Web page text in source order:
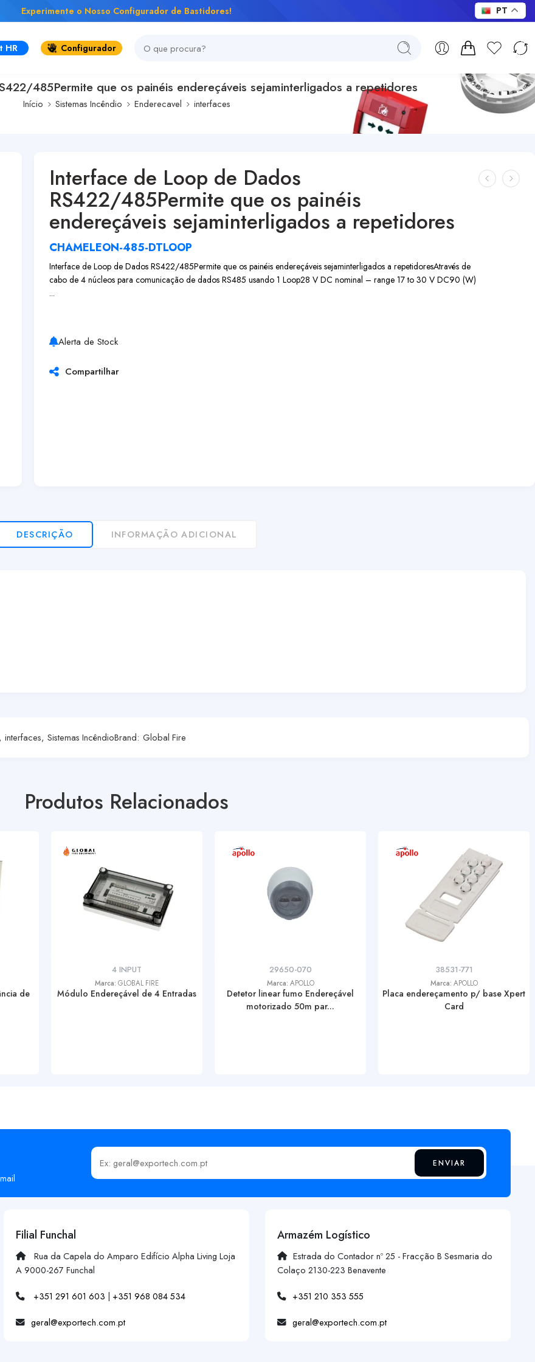
Experimente o Nosso Configurador de Bastidores!
HR Configurador
485Permite que os painéis endereçáveis sejaminterligados a repetidores
Início Sistemas Incêndio Enderecavel interfaces
Interface de Loop de Dados
RS422/485Permite que os painéis
endereçáveis sejaminterligados a repetidores
CHAMELEON-485-DTLOOP
Interface de Loop de Dados RS422/485Permite que os painéis endereçáveis sejaminterligados a repetidoresAtravés de
cabo de 4 núcleos para comunicação de dados RS485 usando 1 Loop28 V DC nominal – range 17 to 30 V DC90 (W)
...
Alerta de Stock
Compartilhar
DESCRIÇÃO INFORMAÇÃO ADICIONAL
, interfaces, Sistemas IncêndioBrand: Global Fire
Produtos Relacionados
de
4 INPUT
Marca: GLOBAL FIRE
Módulo Endereçável de 4 Entradas
29650-070
Marca: APOLLO
Detetor linear fumo Endereçável
motorizado 50m par...
38531-771
Marca: APOLLO
Placa endereçamento p/ base Xpert
Card
Insira o seu email ENVIAR
Filial Funchal
Rua da Capela do Amparo Edifício Alpha Living Loja
A 9000-267 Funchal
+351 291 601 603 | +351 968 084 534
geral@exportech.com.pt
Armazém Logístico
Estrada do Contador nº 25 - Fracção B Sesmaria do
Colaço 2130-223 Benavente
+351 210 353 555
geral@exportech.com.pt
PT